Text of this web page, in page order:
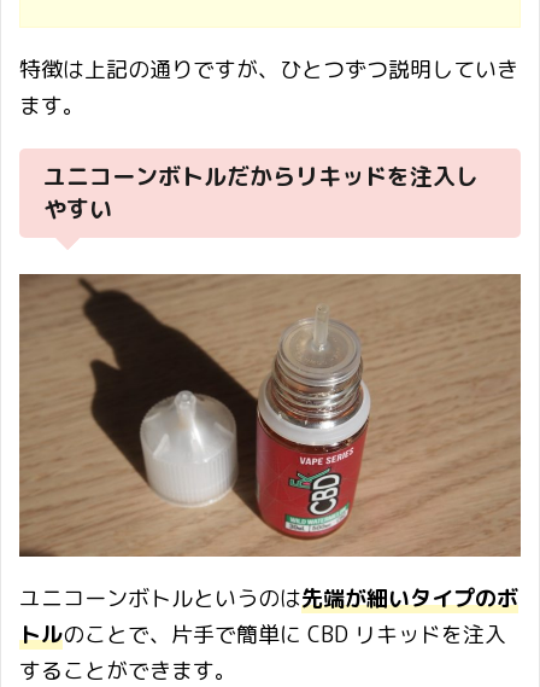
特徴は上記の通りですが、ひとつずつ説明していき
ます。
ユニコーンボトルだからリキッドを注入し
やすい
ユニコーンボトルというのは先端が細いタイプのボ
トルのことで、片手で簡単に CBD リキッドを注入
することができます。